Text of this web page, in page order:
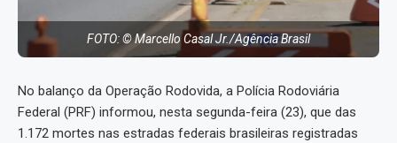
FOTO: © Marcello Casal Jr./Agência Brasil
No balanço da Operação Rodovida, a Polícia Rodoviária
Federal (PRF) informou, nesta segunda-feira (23), que das
1.172 mortes nas estradas federais brasileiras registradas